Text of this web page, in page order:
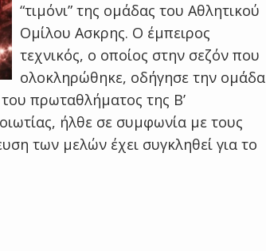
“τιμόνι” της ομάδας του Αθλητικού
Ομίλου Ασκρης. Ο έμπειρος
τεχνικός, ο οποίος στην σεζόν που
ολοκληρώθηκε, οδήγησε την ομάδα
πρωταθλήματος της Β’
ήλθε σε συμφωνία με τους
των μελών έχει συγκληθεί για το